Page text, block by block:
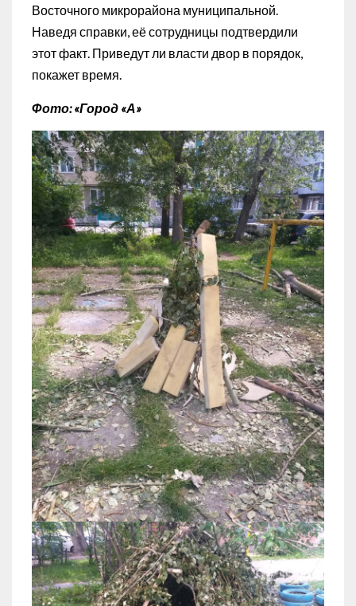
Восточного микрорайона муниципальной.
Наведя справки, её сотрудницы подтвердили
этот факт. Приведут ли власти двор в порядок,
покажет время.
Фото: «Город «А»